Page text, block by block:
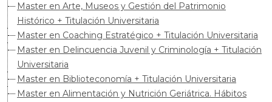
Master en Arte, Museos y Gestión del Patrimonio
Histórico + Titulación Universitaria
Master en Coaching Estratégico + Titulación Universitaria
Master en Delincuencia Juvenil y Criminología + Titulación
Universitaria
Master en Biblioteconomía + Titulación Universitaria
Master en Alimentación y Nutrición Geriátrica. Hábitos